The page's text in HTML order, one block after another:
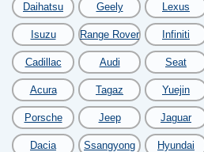
Daihatsu Geely Lexus
Isuzu Range Rover Infiniti
Cadillac Audi Seat
Acura Tagaz Yuejin
Porsche Jeep Jaguar
Dacia Ssangyong Hyundai